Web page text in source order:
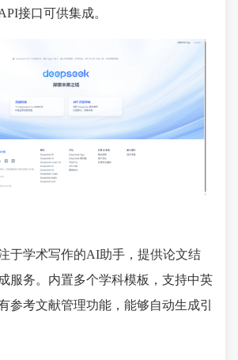
接口可供集成。
于学术写作的AI助手，提供论文结
服务。内置多个学科模板，支持中英
参考文献管理功能，能够自动生成引